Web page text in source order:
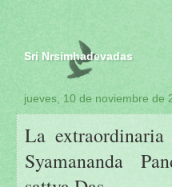
Sri Nrsimhadevadas
jueves, 10 de noviembre de
La
Syamananda